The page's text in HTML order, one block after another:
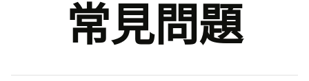
常見問題